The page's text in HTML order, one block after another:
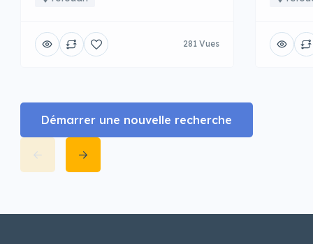
281 Vues
Démarrer une nouvelle recherche